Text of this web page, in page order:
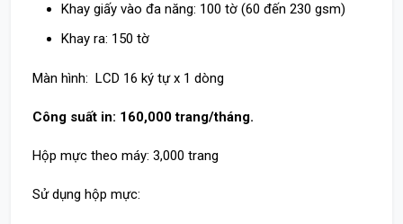
Khay giấy vào đa năng: 100 tờ (60 đến 230 gsm)
Khay ra: 150 tờ
Màn hình: LCD 16 ký tự x 1 dòng
Công suất in: 160,000 trang/tháng.
Hộp mực theo máy: 3,000 trang
Sử dụng hộp mực: